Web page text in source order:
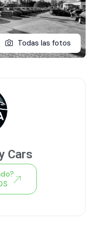
Todas las fotos
Cars